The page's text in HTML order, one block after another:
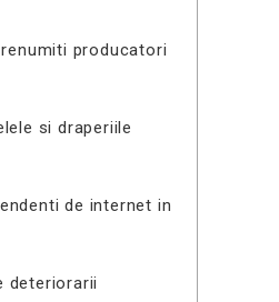
producatori
si draperiile
de internet in
deteriorarii